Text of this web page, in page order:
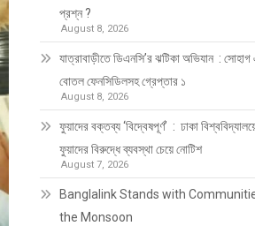
প্রশ্ন ?
August 8, 2026
যাত্রাবাড়ীতে ডিএনসি’র ঝটিকা অভিযান : সোহাগ
বোতল ফেনসিডিলসহ গ্রেপ্তার ১
August 8, 2026
ফুয়াদের বক্তব্য ‘বিদ্বেষপূর্ণ’ : ঢাকা
ফুয়াদের বিরুদ্ধে ব্যবস্থা চেয়ে নোটিশ
August 7, 2026
Banglalink Stands with
the Monsoon